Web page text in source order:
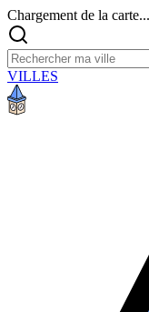
Chargement de la carte...
VILLES